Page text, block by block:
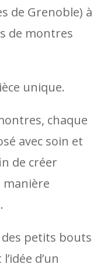
de Grenoble) à
de montres
unique.
chaque
avec soin et
de créer
petits bouts
d’un